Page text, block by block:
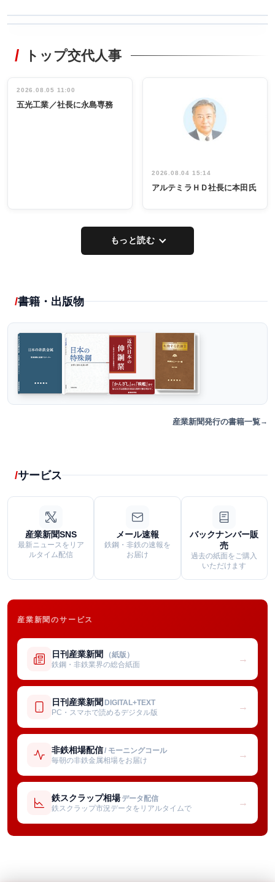
非鉄業界で
インタビュ
ー／社内ア
タックトレー
祝う 業界関
係者ら220人
出席
トップ交代人事
2026.08.05 11:00
五光工業／社長に永島専務
2026.08.04 15:14
アルテミラＨＤ社長に本田氏
もっと読む
書籍・出版物
産業新聞発行の書籍一覧
サービス
産業新聞SNS
最新ニュースをリア
ルタイム配信
メール速報
鉄鋼・非鉄の速報を
お届け
バックナンバー販
売
過去の紙面をご購入
いただけます
産業新聞のサービス
日刊産業新聞 （紙版）
鉄鋼・非鉄業界の総合紙面
→
日刊産業新聞 DIGITAL+TEXT
PC・スマホで読めるデジタル版
→
非鉄相場配信/ モーニングコール
毎朝の非鉄金属相場をお届け
→
鉄スクラップ相場 データ配信
鉄スクラップ市況データをリアルタイムで
→